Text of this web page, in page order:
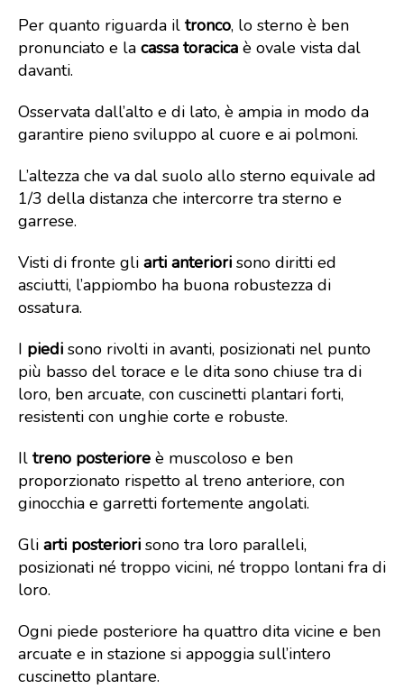
Per quanto riguarda il tronco, lo sterno è ben
pronunciato e la cassa toracica è ovale vista dal
davanti.
Osservata dall’alto e di lato, è ampia in modo da
garantire pieno sviluppo al cuore e ai polmoni.
L’altezza che va dal suolo allo sterno equivale ad
1/3 della distanza che intercorre tra sterno e
garrese.
Visti di fronte gli arti anteriori sono diritti ed
asciutti, l’appiombo ha buona robustezza di
ossatura.
I piedi sono rivolti in avanti, posizionati nel punto
più basso del torace e le dita sono chiuse tra di
loro, ben arcuate, con cuscinetti plantari forti,
resistenti con unghie corte e robuste.
Il treno posteriore è muscoloso e ben
proporzionato rispetto al treno anteriore, con
ginocchia e garretti fortemente angolati.
Gli arti posteriori sono tra loro paralleli,
posizionati né troppo vicini, né troppo lontani fra di
loro.
Ogni piede posteriore ha quattro dita vicine e ben
arcuate e in stazione si appoggia sull’intero
cuscinetto plantare.